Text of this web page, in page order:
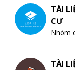
TÀI
CƯ
Nhóm
TÀI